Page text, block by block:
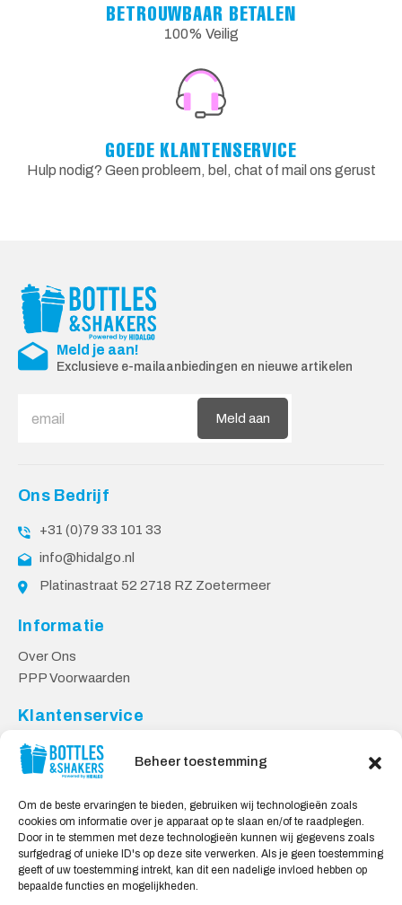
Beheer toestemming
Om de beste ervaringen te bieden, gebruiken wij technologieën zoals
cookies om informatie over je apparaat op te slaan en/of te raadplegen.
Door in te stemmen met deze technologieën kunnen wij gegevens zoals
surfgedrag of unieke ID's op deze site verwerken. Als je geen toestemming
geeft of uw toestemming intrekt, kan dit een nadelige invloed hebben op
bepaalde functies en mogelijkheden.
BETROUWBAAR BETALEN
100% Veilig
GOEDE KLANTENSERVICE
Hulp nodig? Geen probleem, bel, chat of mail ons gerust
Meld je aan!
Exclusieve e-mailaanbiedingen en nieuwe artikelen
Meld aan
Ons Bedrijf
+31 (0)79 33 101 33
info@hidalgo.nl
Platinastraat 52 2718 RZ Zoetermeer
Informatie
Over Ons
PPP Voorwaarden
Klantenservice
Contact
Levering & Retourneren
Veilig Shoppen
My account
Winkelwagen